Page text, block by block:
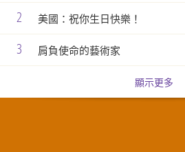
2 美國：祝你生日快樂！
3 肩負使命的藝術家
顯示更多